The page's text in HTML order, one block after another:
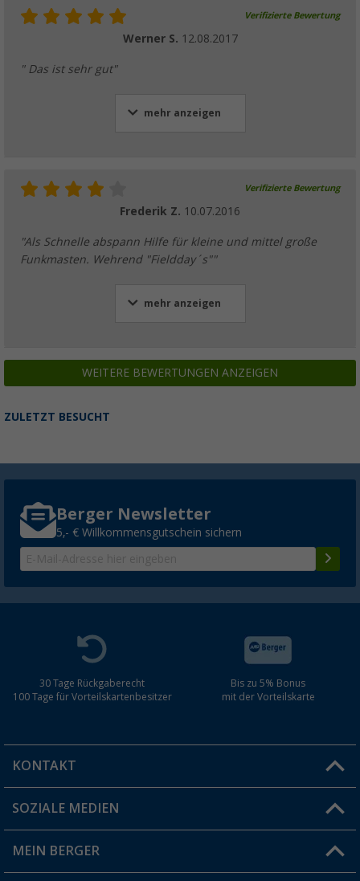
Verifizierte Bewertung
Werner S. 12.08.2017
" Das ist sehr gut"
mehr anzeigen
Verifizierte Bewertung
Frederik Z. 10.07.2016
"Als Schnelle abspann Hilfe für kleine und mittel große
Funkmasten. Wehrend "Fieldday´s""
mehr anzeigen
WEITERE BEWERTUNGEN ANZEIGEN
ZULETZT BESUCHT
Berger Newsletter
5,- € Willkommensgutschein sichern
30 Tage Rückgaberecht
100 Tage für Vorteilskartenbesitzer
Bis zu 5% Bonus
mit der Vorteilskarte
KONTAKT
Du hast eine Frage?
Filiale finden
SOZIALE MEDIEN
MEIN BERGER